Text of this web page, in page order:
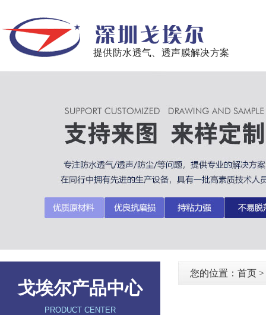
提供防水透气、透声膜解决方案
戈埃尔产品中心
PRODUCT CENTER
您的位置： 首页 >